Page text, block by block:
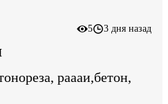
5 3 дня назад
раааи,бетон,